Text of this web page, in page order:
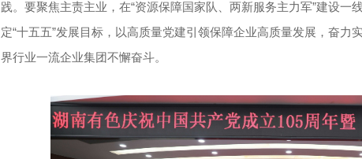
践。要聚焦主责主业，在“资源保障国家队、两新服务主力军”建设一
定“十五五”发展目标，以高质量党建引领保障企业高质量发展，奋力
界行业一流企业集团不懈奋斗。